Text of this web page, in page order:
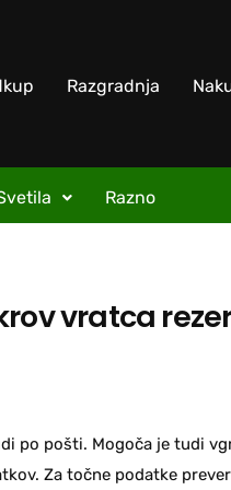
Razgradnja
Razno
vratca
po pošti. Mogoča je tudi
Za točne podatke